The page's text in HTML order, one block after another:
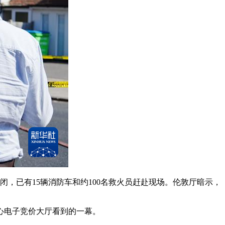
已有15辆消防车和约100名救火员赶赴现场。伦敦厅暗示，
子竞价大厅看到的一幕。